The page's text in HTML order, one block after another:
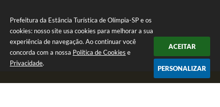
Prefeitura da Estância Turística de Olímpia-SP e os
cookies: nosso site usa cookies para melhorar a sua
experiência de navegação. Ao continuar você
concorda com a nossa Política de Cookies e
Privacidade.
ACEITAR
PERSONALIZAR